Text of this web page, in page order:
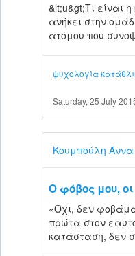
&lt;u&gt;Τι είναι
ανήκει στην
ατόμου που
ψυχολογία
Saturday, 25 July
Κουμπούλη Άννα
Ο φόβος μου,
«Όχι, δεν
πρώτα στον
κατάσταση, δεν